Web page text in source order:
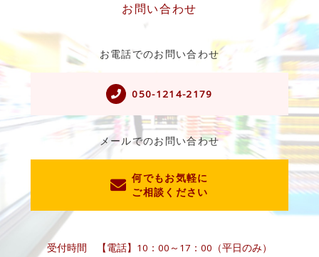
お問い合わせ
お電話でのお問い合わせ
050-1214-2179
メールでのお問い合わせ
何でもお気軽に
ご相談ください
受付時間
【電話】10：00～17：00（平日のみ）